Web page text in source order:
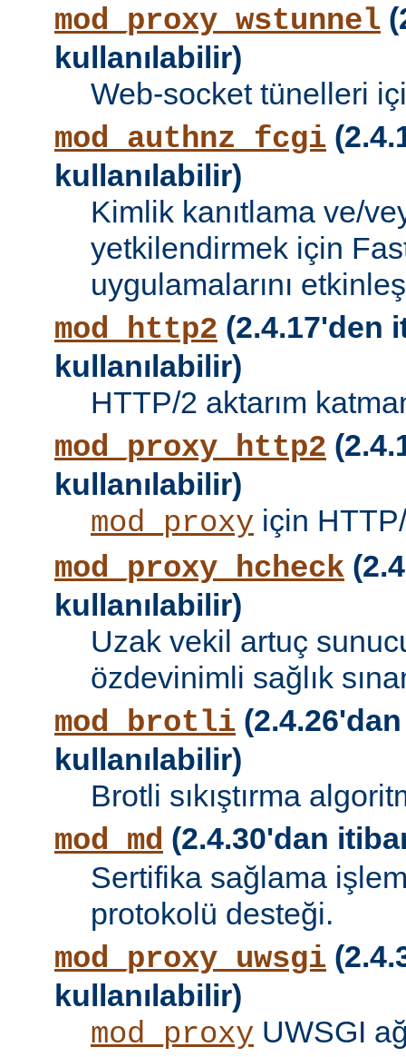
mod_proxy_wstunnel
kullanılabilir)
Web-socket tünelleri
mod_authnz_fcgi
kullanılabilir)
Kimlik kanıtlama ve/
yetkilendirmek için
uygulamalarını
mod_http2 (2.4.17'den
kullanılabilir)
HTTP/2 aktarım
mod_proxy_http2
kullanılabilir)
mod_proxy için
mod_proxy_hcheck
kullanılabilir)
Uzak vekil artuç
özdevinimli sağlık
mod_brotli
kullanılabilir)
Brotli sıkıştırma
mod_md (2.4.30'dan
Sertifika sağlama
protokolü desteği.
mod_proxy_uwsgi
kullanılabilir)
mod_proxy UWSGI